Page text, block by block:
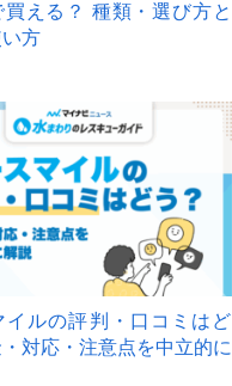
買える？ 種類・選び方と
方
イルの評判・口コミはど
・対応・注意点を中立的に